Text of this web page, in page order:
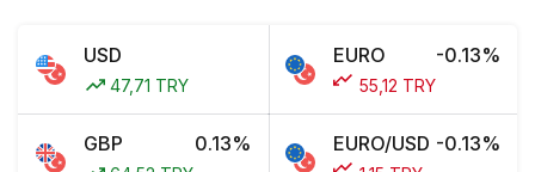
USD
47,71 TRY
EURO -0.13%
55,12 TRY
GBP 0.13% EURO/USD -0.13%